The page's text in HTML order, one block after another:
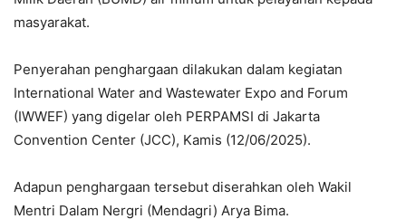
masyarakat.
Penyerahan penghargaan dilakukan dalam kegiatan
International Water and Wastewater Expo and Forum
(IWWEF) yang digelar oleh PERPAMSI di Jakarta
Convention Center (JCC), Kamis (12/06/2025).
Adapun penghargaan tersebut diserahkan oleh Wakil
Mentri Dalam Nergri (Mendagri) Arya Bima.